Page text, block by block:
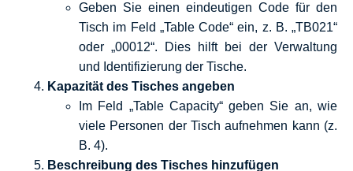
Geben Sie einen eindeutigen Code für den
Tisch im Feld „Table Code“ ein, z. B. „TB021“
oder „00012“. Dies hilft bei der Verwaltung
und Identifizierung der Tische.
Kapazität des Tisches angeben
Im Feld „Table Capacity“ geben Sie an, wie
viele Personen der Tisch aufnehmen kann (z.
B. 4).
Beschreibung des Tisches hinzufügen